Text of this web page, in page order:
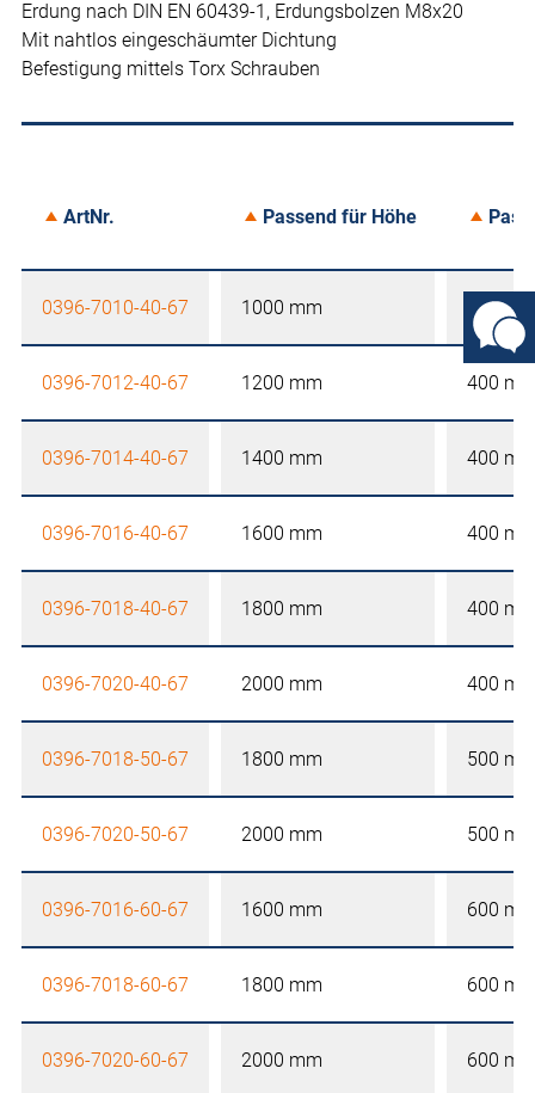
Erdung nach DIN EN 60439-1, Erdungsbolzen M8x20
Mit nahtlos eingeschäumter Dichtung
Befestigung mittels Torx Schrauben
ArtNr. Passend für Höhe
0396-7010-40-67 1000 mm 400
0396-7012-40-67 1200 mm 400
0396-7014-40-67 1400 mm 400
0396-7016-40-67 1600 mm 400
0396-7018-40-67 1800 mm 400
0396-7020-40-67 2000 mm 400
0396-7018-50-67 1800 mm 500
0396-7020-50-67 2000 mm 500
0396-7016-60-67 1600 mm 600
0396-7018-60-67 1800 mm 600
0396-7020-60-67 2000 mm 600